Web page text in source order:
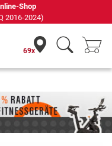
Heimfitness
69x